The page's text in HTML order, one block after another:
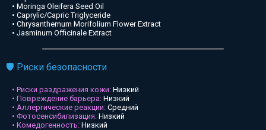
• Moringa Oleifera Seed Oil
• Caprylic/Capric Triglyceride
• Chrysanthemum Morifolium Flower Extract
• Jasminum Officinale Extract
🛡️ Риски безопасности
• Риски раздражения кожи: Низкий
• Повреждение барьера: Низкий
• Аллергические реакции: Средний
• Фотосенсибилизация: Низкий
• Комедогенность: Низкий